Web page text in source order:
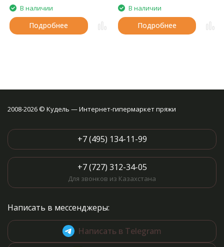
В наличии
Подробнее
В наличии
Подробнее
2008-2026 © Кудель — Интернет-гипермаркет пряжи
+7 (495) 134-11-99
+7 (727) 312-34-05
Для звонков из Казахстана
Написать в мессенджеры:
Написать в Telegram